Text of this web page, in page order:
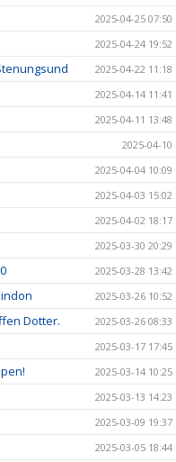
2025-04-25 07:50
2025-04-24 19:52
2025-04-22 11:18
2025-04-14 11:41
2025-04-11 13:48
2025-04-10
2025-04-04 10:09
2025-04-03 15:02
2025-04-02 18:17
2025-03-30 20:29
2025-03-28 13:42
2025-03-26 10:52
Dotter. 2025-03-26 08:33
2025-03-17 17:45
2025-03-14 10:25
2025-03-13 14:23
2025-03-09 19:37
2025-03-05 18:44